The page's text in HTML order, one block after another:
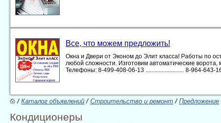
Все, что можем предложить!
Окна и Двери от Эконом до Элит класса! Работы по
любой сложности. Изготовим автоматические ворота,
Телефоны: 8-499-408-06-13 .......................... 8-964-643-
/Каталог объявлений/Строительство и ремонт/Предложение
Кондиционеры